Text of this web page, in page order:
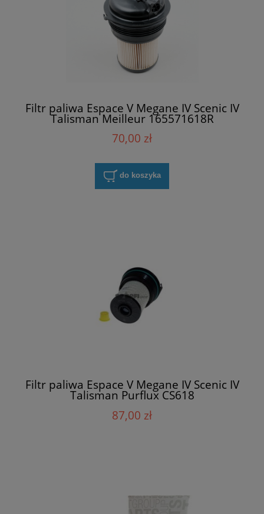
Filtr paliwa Espace V Megane IV Scenic IV
Talisman Meilleur 165571618R
70,00 zł
do koszyka
Filtr paliwa Espace V Megane IV Scenic IV
Talisman Purflux CS618
87,00 zł